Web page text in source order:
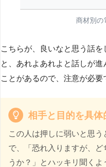
商材別の
こちらが、良いなと思う話
と、あれよあれよと話しが
ことがあるので、注意が必要
相手と目的を具体
この人は押しに弱いと思
で、「恐れ入りますが、ど
うか？」とハッキリ聞くよ